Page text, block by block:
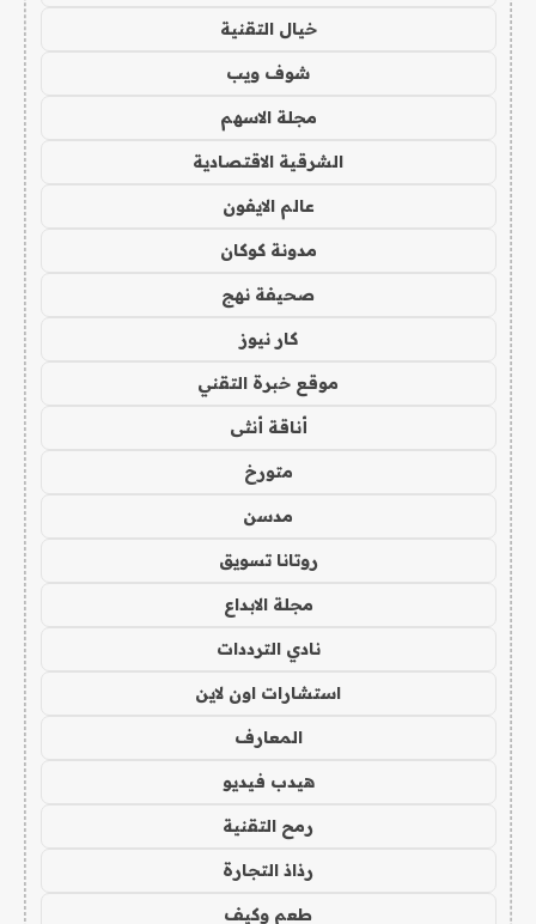
خيال التقنية
شوف ويب
مجلة الاسهم
الشرقية الاقتصادية
عالم الايفون
مدونة كوكان
صحيفة نهج
كار نيوز
موقع خبرة التقني
أناقة أنثى
متورخ
مدسن
روتانا تسويق
مجلة الابداع
نادي الترددات
استشارات اون لاين
المعارف
هيدب فيديو
رمح التقنية
رذاذ التجارة
طعم وكيف